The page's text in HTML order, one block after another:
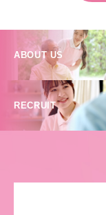
ABOUT US
RECRUIT